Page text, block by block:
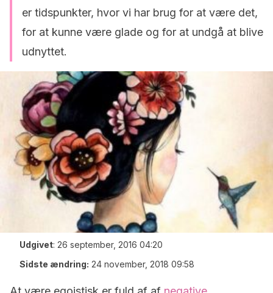
er tidspunkter, hvor vi har brug for at være det,
for at kunne være glade og for at undgå at blive
udnyttet.
Udgivet: 26 september, 2016 04:20
Sidste ændring: 24 november, 2018 09:58